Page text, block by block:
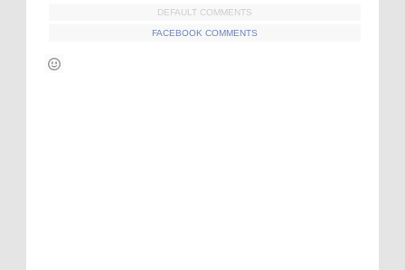
DEFAULT COMMENTS
FACEBOOK COMMENTS